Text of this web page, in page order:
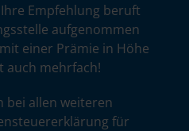
Empfehlung beruft
aufgenommen
einer Prämie in Höhe
auch mehrfach!
bei allen weiteren
für